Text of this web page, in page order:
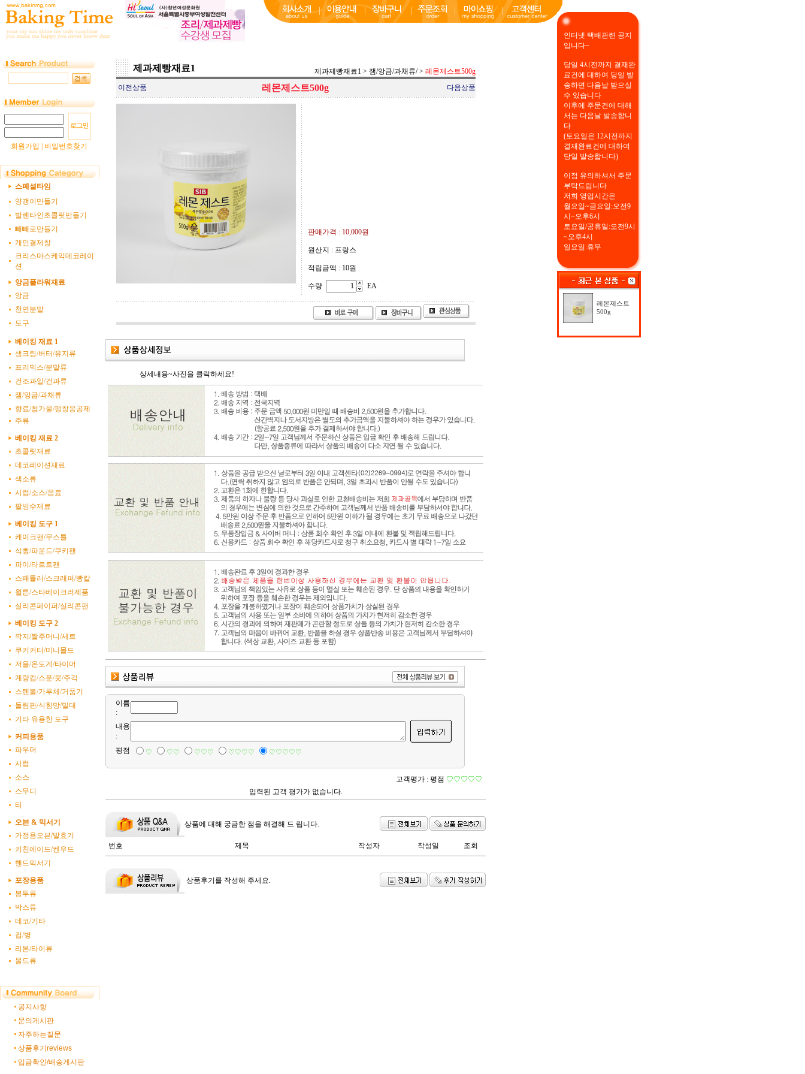
회원가입 비밀번호찾기
스페셜타임
양갱이만들기
발렌타인초콜릿만들기
빼빼로만들기
개인결제창
크리스마스케익데코레이
션
앙금플라워재료
앙금
천연분말
도구
베이킹 재료 1
생크림/버터/유지류
프리믹스/분말류
건조과일/건과류
잼/앙금/과채류
향료/첨가물/팽창응공제
주류
베이킹 재료 2
초콜릿재료
데코레이션재료
색소류
시럽/소스/음료
팥빙수재료
베이킹 도구 1
케이크팬/무스틀
식빵/파운드/쿠키팬
파이/타르트팬
스패튤러/스크래퍼/빵칼
윌튼/스타베이크러제품
실리콘페이퍼/실리콘팬
베이킹 도구 2
깍지/짤주머니/세트
쿠키커터/미니몰드
저울/온도계/타이머
계량컵/스푼/붓/주걱
스텐볼/가루체/거품기
돌림판/식힘망/밀대
기타 유용한 도구
커피용품
파우더
시럽
소스
스무디
티
오븐 & 믹서기
가정용오븐/발효기
키친에이드/켄우드
핸드믹서기
포장용품
봉투류
박스류
데코/기타
컵/병
리본/타이류
몰드류
공지사항
문의게시판
자주하는질문
상품후기reviews
입금확인/배송게시판
제과제빵재료1 제과제빵재료1 > 잼/앙금/과채류/ > 레몬제스트500g
이전상품
레몬제스트500g 다음상품
판매가격 : 10,000원
원산지 : 프랑스
적립금액 : 10원
수량 EA
상세내용~사진을 클릭하세요!
이름
:
내용
:
평점
♡ ♡♡ ♡♡♡ ♡♡♡♡ ♡♡♡♡♡
고객평가 : 평점 ♡♡♡♡♡
입력된 고객 평가가 없습니다.
상품에 대해 궁금한 점을 해결해 드 립니다.
번호 제목 작성자 작성일 조회
상품후기를 작성해 주세요.
인터넷 택배관련 공지
입니다~
당일 4시전까지 결재완
료건에 대하여 당일 발
송하면 다음날 받으실
수 있습니다
이후에 주문건에 대해
서는 다음날 발송합니
다
(토요일은 12시전까지
결재완료건에 대하여
당일 발송합니다)
이점 유의하셔서 주문
부탁드립니다
저희 영업시간은
월요일~금요일:오전9
시~오후6시
토요일/공휴일:오전9시
~오후4시
일요일:휴무
레몬제스트
500g